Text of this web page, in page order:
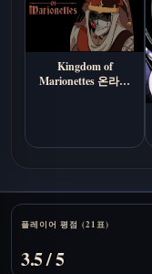
Kingdom of
Marionettes 온라인
Stats
플레이어 평점 (21표)
3.5 / 5